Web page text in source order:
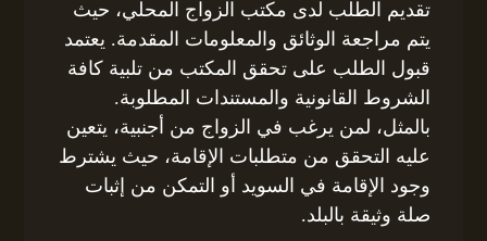
تقديم الطلب لدى مكتب الزواج المحلي، حيث
يتم مراجعة الوثائق والمعلومات المقدمة. يعتمد
قبول الطلب على تحقق المكتب من تلبية كافة
الشروط القانونية والمستندات المطلوبة.
بالمثل، لمن يرغب في الزواج من أجنبية، يتعين
عليه التحقق من متطلبات الإقامة، حيث يشترط
وجود الإقامة في السويد أو التمكن من إثبات
صلة وثيقة بالبلد.